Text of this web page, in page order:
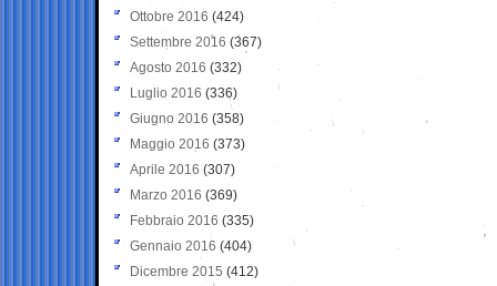
Ottobre 2016 (424)
Settembre 2016 (367)
Agosto 2016 (332)
Luglio 2016 (336)
Giugno 2016 (358)
Maggio 2016 (373)
Aprile 2016 (307)
Marzo 2016 (369)
Febbraio 2016 (335)
Gennaio 2016 (404)
Dicembre 2015 (412)